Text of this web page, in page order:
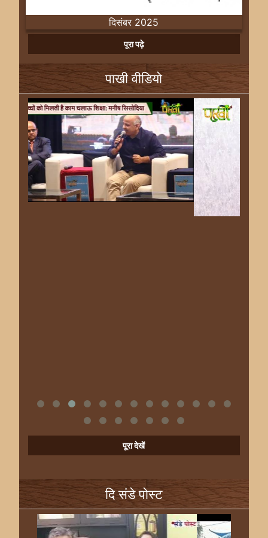
दिसंबर 2025
Previous
Next
पूरा पढ़े
पाखी वीडियो
पूरा देखें
दि संडे पोस्ट